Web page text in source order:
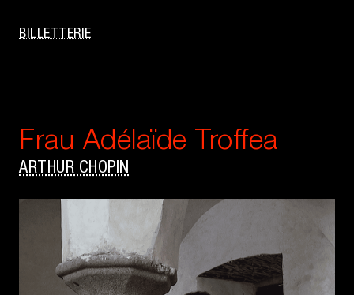
BILLETTERIE
Frau Adélaïde Troffea
ARTHUR CHOPIN